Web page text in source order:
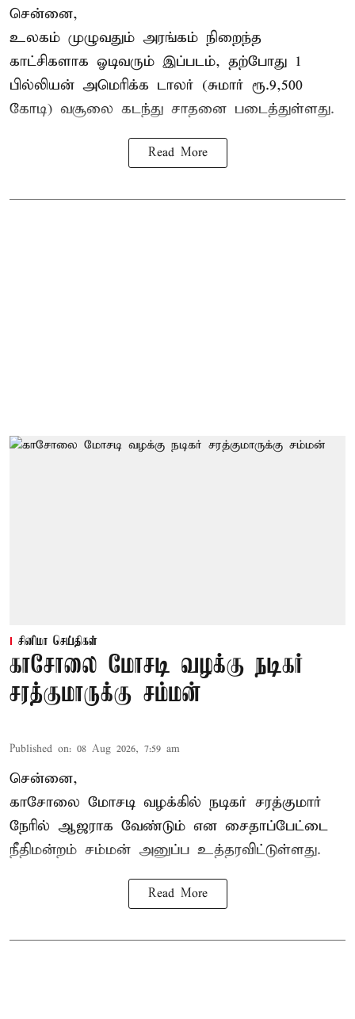
சென்னை,
உலகம் முழுவதும் அரங்கம் நிறைந்த
காட்சிகளாக ஓடிவரும் இப்படம், தற்போது 1
பில்லியன் அமெரிக்க டாலர் (சுமார் ரூ.9,500
கோடி) வசூலை கடந்து சாதனை படைத்துள்ளது.
Read More
சினிமா செய்திகள்
காசோலை மோசடி வழக்கு நடிகர்
சரத்குமாருக்கு சம்மன்
Published on: 08 Aug 2026, 7:59 am
சென்னை,
காசோலை மோசடி வழக்கில் நடிகர் சரத்குமார்
நேரில் ஆஜராக வேண்டும் என சைதாப்பேட்டை
நீதிமன்றம் சம்மன் அனுப்ப உத்தரவிட்டுள்ளது.
Read More